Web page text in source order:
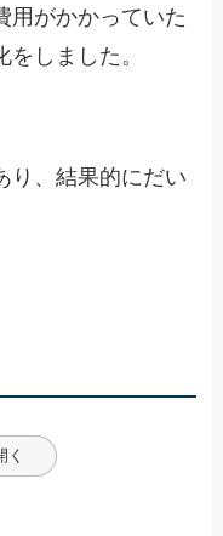
用がかかっていた
しました。
り、結果的にだい
く